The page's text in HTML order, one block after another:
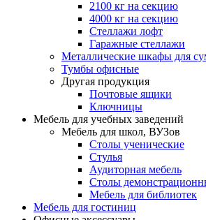
2100 кг на секцию
4000 кг на секцию
Стеллажи лофт
Гаражные стеллажи
Металлические шкафы для
Тумбы офисные
Другая продукция
Почтовые ящики
Ключницы
Мебель для учебных заведений
Мебель для школ, ВУЗов
Столы ученические
Стулья
Аудиторная мебель
Столы
Мебель для библиотек
Мебель для гостиниц